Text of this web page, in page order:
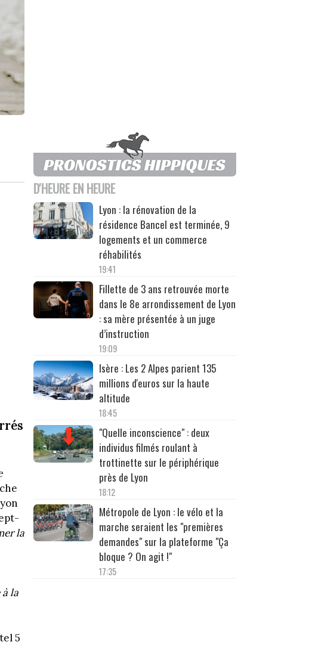
la
la
5
D'HEURE EN HEURE
Lyon : la rénovation de la
résidence Bancel est terminée, 9
logements et un commerce
réhabilités
19:41
Fillette de 3 ans retrouvée morte
dans le 8e arrondissement de Lyon
: sa mère présentée à un juge
d’instruction
19:09
Isère : Les 2 Alpes parient 135
millions d'euros sur la haute
altitude
18:45
"Quelle inconscience" : deux
individus filmés roulant à
trottinette sur le périphérique
près de Lyon
18:12
Métropole de Lyon : le vélo et la
marche seraient les "premières
demandes" sur la plateforme "Ça
bloque ? On agit !"
17:35